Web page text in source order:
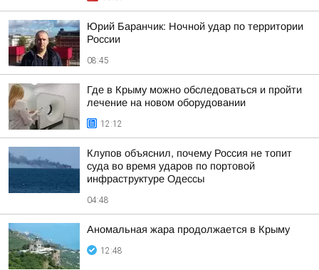
Юрий Баранчик: Ночной удар по территории
России
08:45
Где в Крыму можно обследоваться и пройти
лечение на новом оборудовании
12:12
Клупов объяснил, почему Россия не топит
суда во время ударов по портовой
инфраструктуре Одессы
04:48
Аномальная жара продолжается в Крыму
12:48